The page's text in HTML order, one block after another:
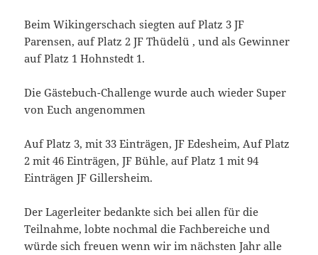
Beim Wikingerschach siegten auf Platz 3 JF
Parensen, auf Platz 2 JF Thüdelü , und als Gewinner
auf Platz 1 Hohnstedt 1.
Die Gästebuch-Challenge wurde auch wieder Super
von Euch angenommen
Auf Platz 3, mit 33 Einträgen, JF Edesheim, Auf Platz
2 mit 46 Einträgen, JF Bühle, auf Platz 1 mit 94
Einträgen JF Gillersheim.
Der Lagerleiter bedankte sich bei allen für die
Teilnahme, lobte nochmal die Fachbereiche und
würde sich freuen wenn wir im nächsten Jahr alle